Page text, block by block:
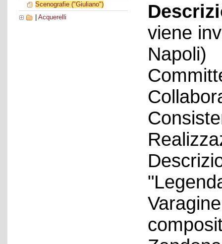
Scenografie ("Giuliano")
Acquerelli
viene
Napoli)